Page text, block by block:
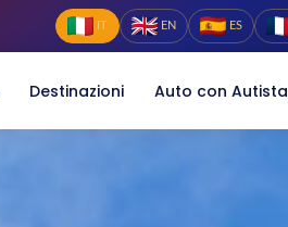
IT EN ES
Destinazioni Auto con Autista